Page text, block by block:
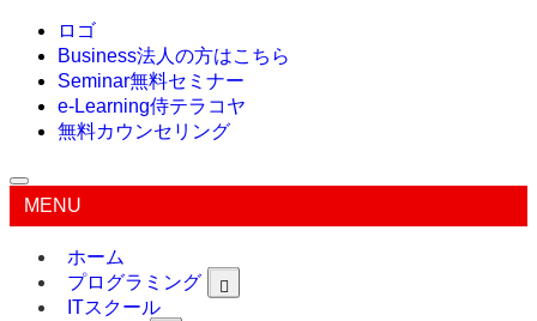
ロゴ
Business法人の方はこちら
Seminar無料セミナー
e-Learning侍テラコヤ
無料カウンセリング
MENU
ホーム
プログラミング
ITスクール